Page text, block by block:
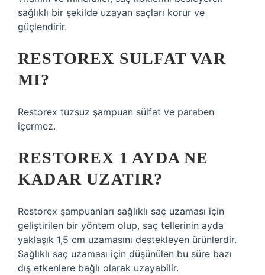
sağlıklı bir şekilde uzayan saçları korur ve
güçlendirir.
RESTOREX SULFAT VAR
MI?
Restorex tuzsuz şampuan sülfat ve paraben
içermez.
RESTOREX 1 AYDA NE
KADAR UZATIR?
Restorex şampuanları sağlıklı saç uzaması için
geliştirilen bir yöntem olup, saç tellerinin ayda
yaklaşık 1,5 cm uzamasını destekleyen ürünlerdir.
Sağlıklı saç uzaması için düşünülen bu süre bazı
dış etkenlere bağlı olarak uzayabilir.